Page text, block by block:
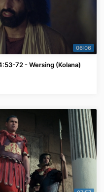
06:06
72 - Wersing (Kolana)